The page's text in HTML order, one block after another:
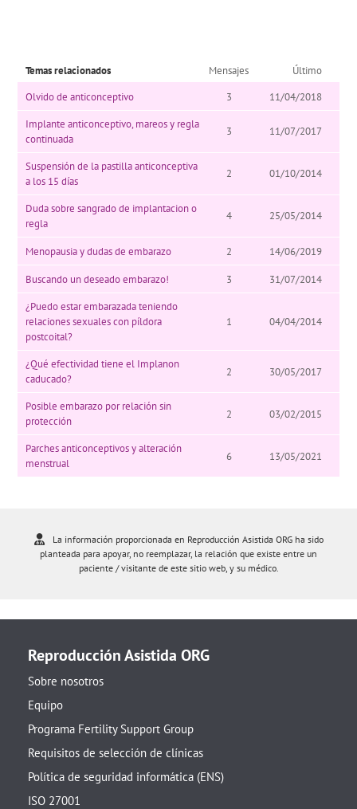
Temas relacionados Mensajes
Último
Olvido de anticonceptivo
3
11/04/2018
Implante anticonceptivo, mareos y regla
continuada
3 11/07/2017
Suspensión de la pastilla anticonceptiva
a los 15 días
2 01/10/2014
Duda sobre sangrado de implantacion o
regla
4 25/05/2014
Menopausia y dudas de embarazo 2 14/06/2019
Buscando un deseado embarazo! 3
31/07/2014
¿Puedo estar embarazada teniendo
relaciones sexuales con píldora
postcoital?
1 04/04/2014
¿Qué efectividad tiene el Implanon
caducado?
2 30/05/2017
Posible embarazo por relación sin
protección
2 03/02/2015
Parches anticonceptivos y alteración
menstrual
6 13/05/2021
La información proporcionada en Reproducción Asistida ORG ha sido
planteada para apoyar, no reemplazar, la relación que existe entre un
paciente / visitante de este sitio web, y su médico.
Reproducción Asistida ORG
Sobre nosotros
Equipo
Programa Fertility Support Group
Requisitos de selección de clínicas
Política de seguridad informática (ENS)
ISO 27001